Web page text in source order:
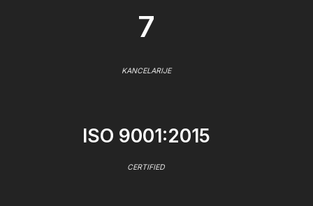
7
KANCELARIJE
ISO 9001:2015
CERTIFIED